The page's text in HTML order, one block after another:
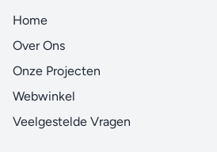
Home
Over Ons
Onze Projecten
Webwinkel
Veelgestelde Vragen